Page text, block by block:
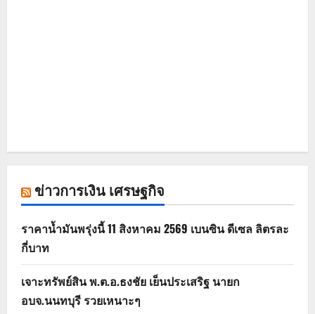
ข่าวการเงิน เศรษฐกิจ
ราคาน้ำมันพรุ่งนี้ 11 สิงหาคม 2569 เบนซิน ดีเซล ลิตรละ
กี่บาท
เจาะทรัพย์สิน พ.ต.อ.ธงชัย เย็นประเสริฐ นายก
อบจ.นนทบุรี รวยเหนาะๆ